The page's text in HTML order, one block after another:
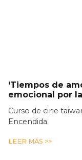
‘Tiempos de
emocional por
Curso de cine
Encendida
LEER MÁS >>